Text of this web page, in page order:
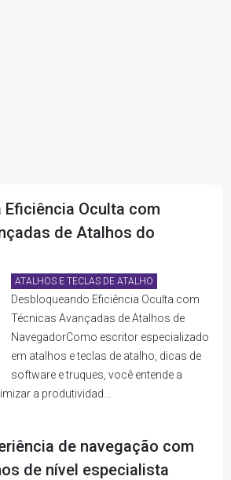
Eficiência Oculta com
de Atalhos do
ATALHOS E TECLAS DE ATALHO
Desbloqueando Eficiência Oculta com
Técnicas Avançadas de Atalhos de
NavegadorComo escritor especializado
em atalhos e teclas de atalho, dicas de
software e truques, você entende a
a produtividad...
de navegação com
de nível especialista